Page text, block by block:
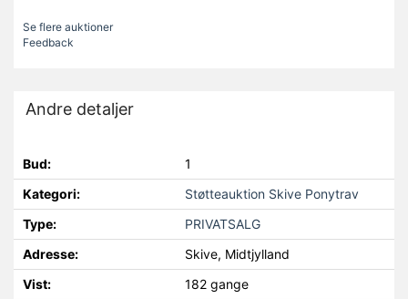
Se flere auktioner
Feedback
Andre detaljer
Bud:
1
Kategori:
Støtteauktion Skive Ponytrav
Type:
PRIVATSALG
Adresse:
Skive, Midtjylland
Vist:
182 gange